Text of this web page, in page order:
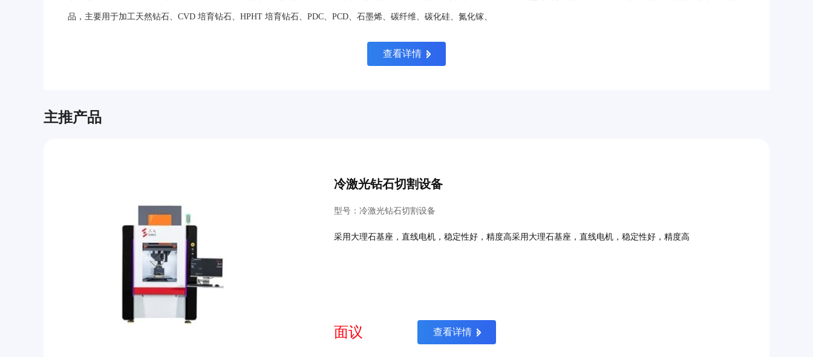
品，主要用于加工天然钻石、CVD 培育钻石、HPHT 培育钻石、PDC、PCD、石墨烯、碳纤维、碳化硅、氮化镓、
查看详情
主推产品
冷激光钻石切割设备
型号：冷激光钻石切割设备
采用大理石基座，直线电机，稳定性好，精度高采用大理石基座，直线电机，稳定性好，精度高
面议 查看详情